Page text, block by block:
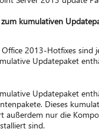
kumulativen
2013-Hotfixes sind
Updatepaket
Updatepaket
Dieses
außerdem nur die
sind.